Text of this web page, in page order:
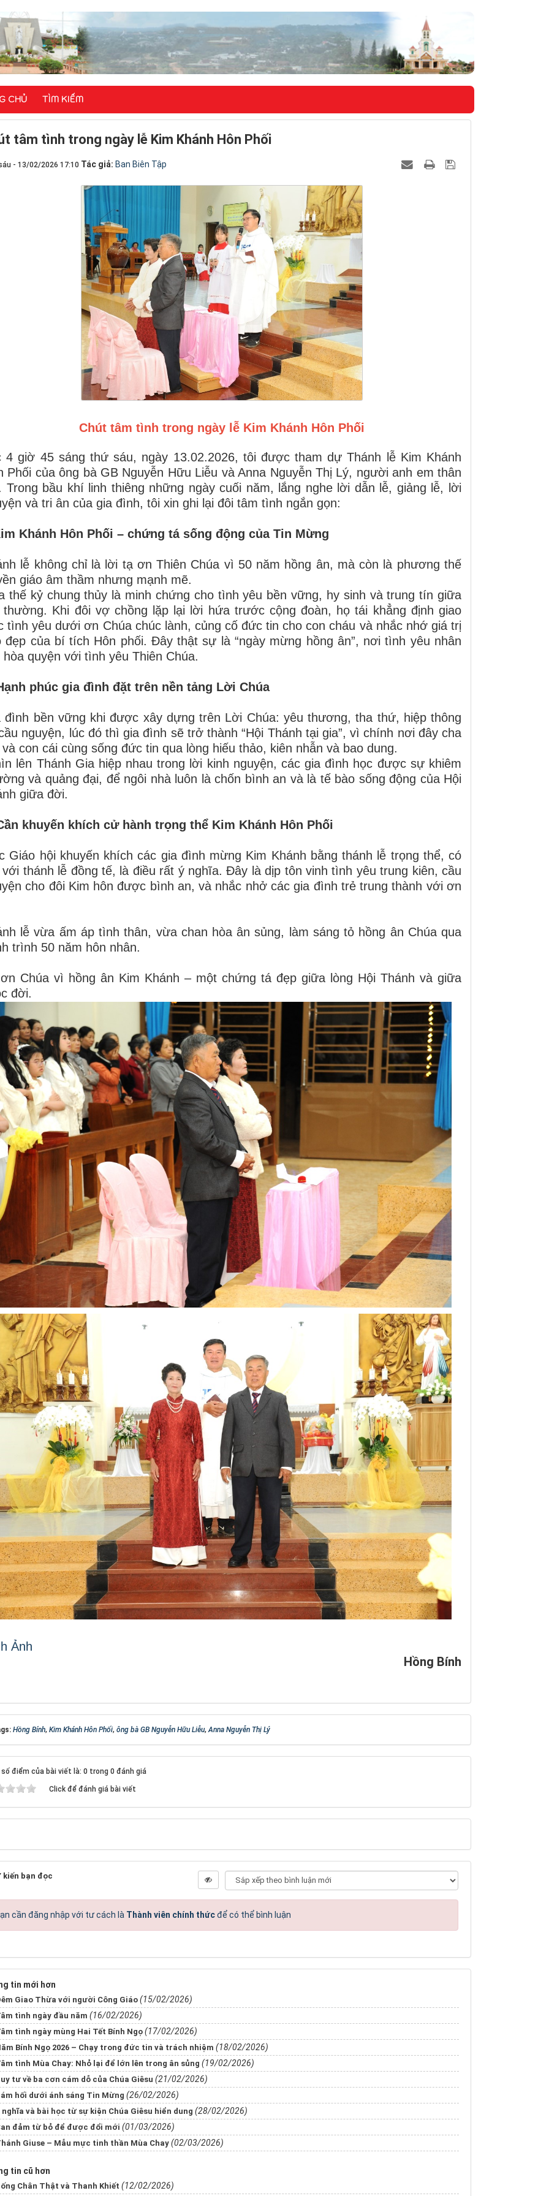
CHỦ TÌM KIẾM
tâm tình trong ngày lễ Kim Khánh Hôn Phối
- 13/02/2026 17:10 Tác giả: Ban Biên Tập
Chút tâm tình trong ngày lễ Kim Khánh Hôn Phối
4 giờ 45 sáng thứ sáu, ngày 13.02.2026, tôi được tham dự Thánh lễ Kim Khánh
Phối của ông bà GB Nguyễn Hữu Liễu và Anna Nguyễn Thị Lý, người anh em thân
Trong bầu khí linh thiêng những ngày cuối năm, lắng nghe lời dẫn lễ, giảng lễ, lời
và tri ân của gia đình, tôi xin ghi lại đôi tâm tình ngắn gọn:
Khánh Hôn Phối – chứng tá sống động của Tin Mừng
lễ không chỉ là lời tạ ơn Thiên Chúa vì 50 năm hồng ân, mà còn là phương thế
giáo âm thầm nhưng mạnh mẽ.
thế kỷ chung thủy là minh chứng cho tình yêu bền vững, hy sinh và trung tín giữa
thường. Khi đôi vợ chồng lặp lại lời hứa trước cộng đoàn, họ tái khẳng định giao
tình yêu dưới ơn Chúa chúc lành, củng cố đức tin cho con cháu và nhắc nhớ giá trị
đẹp của bí tích Hôn phối. Đây thật sự là “ngày mừng hồng ân”, nơi tình yêu nhân
hòa quyện với tình yêu Thiên Chúa.
phúc gia đình đặt trên nền tảng Lời Chúa
đình bền vững khi được xây dựng trên Lời Chúa: yêu thương, tha thứ, hiệp thông
nguyện, lúc đó thì gia đình sẽ trở thành “Hội Thánh tại gia”, vì chính nơi đây cha
con cái cùng sống đức tin qua lòng hiếu thảo, kiên nhẫn và bao dung.
lên Thánh Gia hiệp nhau trong lời kinh nguyện, các gia đình học được sự khiêm
và quảng đại, để ngôi nhà luôn là chốn bình an và là tế bào sống động của Hội
giữa đời.
khuyến khích cử hành trọng thể Kim Khánh Hôn Phối
Giáo hội khuyến khích các gia đình mừng Kim Khánh bằng thánh lễ trọng thể, có
thánh lễ đồng tế, là điều rất ý nghĩa. Đây là dịp tôn vinh tình yêu trung kiên, cầu
cho đôi Kim hôn được bình an, và nhắc nhở các gia đình trẻ trung thành với ơn
lễ vừa ấm áp tình thân, vừa chan hòa ân sủng, làm sáng tỏ hồng ân Chúa qua
trình 50 năm hôn nhân.
Chúa vì hồng ân Kim Khánh – một chứng tá đẹp giữa lòng Hội Thánh và giữa
đời.
Ảnh
Hồng Bính
Hồng Bính, Kim Khánh Hôn Phối, ông bà GB Nguyễn Hữu Liễu, Anna Nguyễn Thị Lý
số điểm của bài viết là: 0 trong 0 đánh giá
Click để đánh giá bài viết
kiến bạn đọc
cần đăng nhập với tư cách là Thành viên chính thứcđể có thể bình luận
tin mới hơn
Giao Thừa với người Công Giáo (15/02/2026)
tình ngày đầu năm (16/02/2026)
tình ngày mùng Hai Tết Bính Ngọ (17/02/2026)
Bính Ngọ 2026 – Chạy trong đức tin và trách nhiệm (18/02/2026)
tình Mùa Chay: Nhỏ lại để lớn lên trong ân sủng (19/02/2026)
tư về ba cơn cám dỗ của Chúa Giêsu (21/02/2026)
hối dưới ánh sáng Tin Mừng (26/02/2026)
nghĩa và bài học từ sự kiện Chúa Giêsu hiển dung (28/02/2026)
đảm từ bỏ để được đổi mới (01/03/2026)
Giuse – Mẫu mực tinh thần Mùa Chay (02/03/2026)
tin cũ hơn
Chân Thật và Thanh Khiết (12/02/2026)